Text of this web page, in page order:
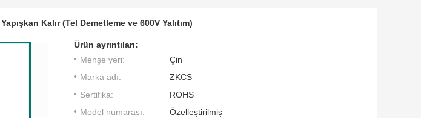
Kalır (Tel Demetleme ve 600V Yalıtım)
Ürün ayrıntıları:
Menşe yeri:
Çin
Marka adı:
ZKCS
Sertifika:
ROHS
Model numarası:
Özelleştirilmiş